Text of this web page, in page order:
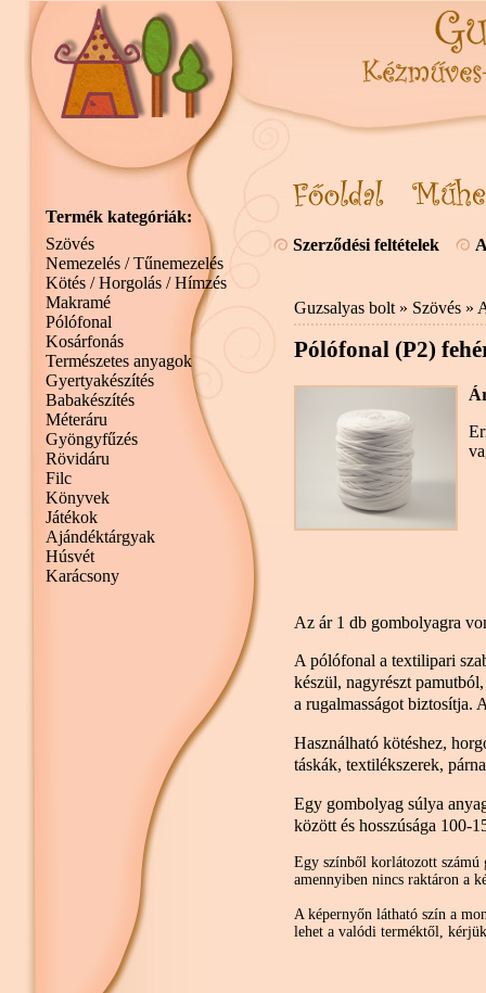
Szerződési feltételek
Guzsalyas bolt » Szövés »
Pólófonal (P2)
Az ár 1 db gombolyagra
A pólófonal a textilipari
készül, nagyrészt
a rugalmasságot biztosítja.
Használható kötéshez,
táskák, textilékszerek,
Egy gombolyag súlya
között és hosszúsága 100-
Egy színből korlátozott számú
amennyiben nincs raktáron a
A képernyőn látható szín a
lehet a valódi terméktől,
Termék kategóriák:
Szövés
Nemezelés / Tűnemezelés
Kötés / Horgolás / Hímzés
Makramé
Pólófonal
Kosárfonás
Természetes anyagok
Gyertyakészítés
Babakészítés
Méteráru
Gyöngyfűzés
Rövidáru
Filc
Könyvek
Játékok
Ajándéktárgyak
Húsvét
Karácsony